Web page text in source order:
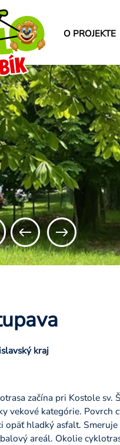
O PROJEKTE
kraj
začína pri Kostole sv.
vekové kategórie. Povrch
opäť hladký asfalt.
areál. Okolie